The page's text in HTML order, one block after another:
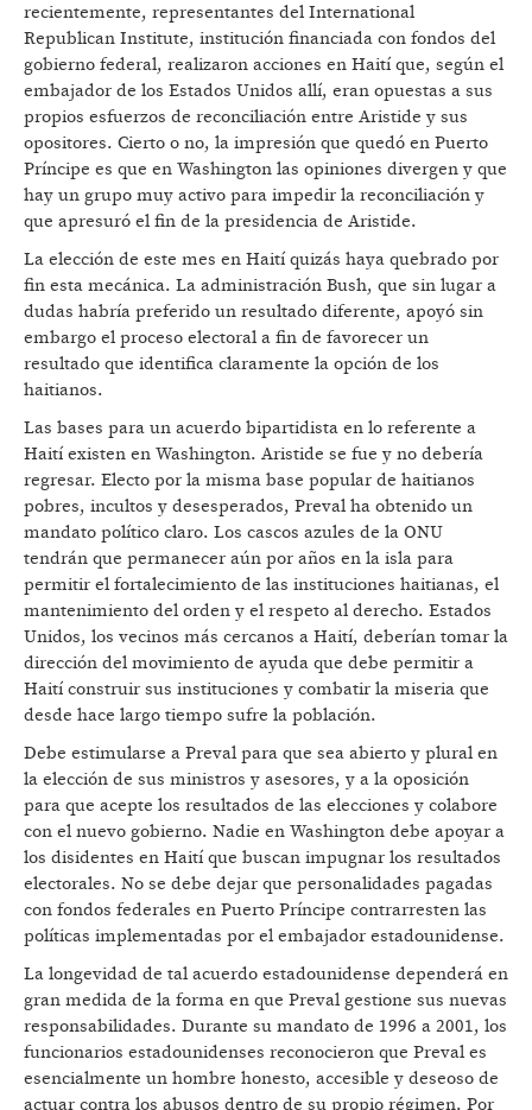
recientemente, representantes del International
Republican Institute, institución financiada con fondos del
gobierno federal, realizaron acciones en Haití que, según el
embajador de los Estados Unidos allí, eran opuestas a sus
propios esfuerzos de reconciliación entre Aristide y sus
opositores. Cierto o no, la impresión que quedó en Puerto
Príncipe es que en Washington las opiniones divergen y que
hay un grupo muy activo para impedir la reconciliación y
que apresuró el fin de la presidencia de Aristide.
La elección de este mes en Haití quizás haya quebrado por
fin esta mecánica. La administración Bush, que sin lugar a
dudas habría preferido un resultado diferente, apoyó sin
embargo el proceso electoral a fin de favorecer un
resultado que identifica claramente la opción de los
haitianos.
Las bases para un acuerdo bipartidista en lo referente a
Haití existen en Washington. Aristide se fue y no debería
regresar. Electo por la misma base popular de haitianos
pobres, incultos y desesperados, Preval ha obtenido un
mandato político claro. Los cascos azules de la ONU
tendrán que permanecer aún por años en la isla para
permitir el fortalecimiento de las instituciones haitianas, el
mantenimiento del orden y el respeto al derecho. Estados
Unidos, los vecinos más cercanos a Haití, deberían tomar la
dirección del movimiento de ayuda que debe permitir a
Haití construir sus instituciones y combatir la miseria que
desde hace largo tiempo sufre la población.
Debe estimularse a Preval para que sea abierto y plural en
la elección de sus ministros y asesores, y a la oposición
para que acepte los resultados de las elecciones y colabore
con el nuevo gobierno. Nadie en Washington debe apoyar a
los disidentes en Haití que buscan impugnar los resultados
electorales. No se debe dejar que personalidades pagadas
con fondos federales en Puerto Príncipe contrarresten las
políticas implementadas por el embajador estadounidense.
La longevidad de tal acuerdo estadounidense dependerá en
gran medida de la forma en que Preval gestione sus nuevas
responsabilidades. Durante su mandato de 1996 a 2001, los
funcionarios estadounidenses reconocieron que Preval es
esencialmente un hombre honesto, accesible y deseoso de
actuar contra los abusos dentro de su propio régimen. Por